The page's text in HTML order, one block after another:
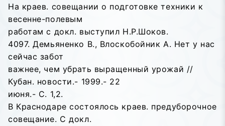
На краев. совещании о подготовке техники к
весенне-полевым
работам с докл. выступил Н.Р.Шоков.
4097. Демьяненко В., Влоскобойник А. Нет у нас
сейчас забот
важнее, чем убрать выращенный урожай //
Кубан. новости.- 1999.- 22
июня.- С. 1,2.
В Краснодаре состоялось краев. предуборочное
совещание. С докл.